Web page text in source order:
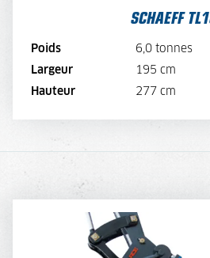
SCHAEFF
Poids
6,0 tonnes
Largeur
195 cm
Hauteur
277 cm